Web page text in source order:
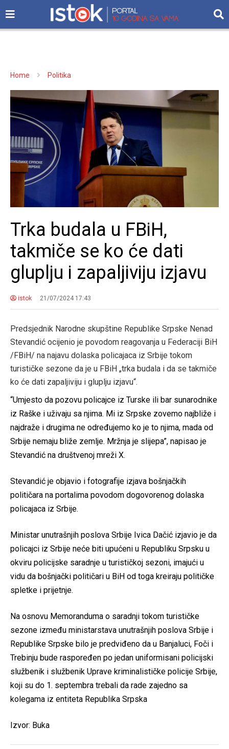
Home Politika
Trka budala u FBiH,
takmiče se ko će dati
gluplju i zapaljiviju izjavu
istok 21/07/2024 17:43
Predsjednik Narodne skupštine Republike Srpske Nenad
Stevandić ocijenio je povodom reagovanja u Federaciji BiH
/FBiH/ na najavu dolaska policajaca iz Srbije tokom
turističke sezone da je u FBiH „trka budala i da se takmiče
ko će dati zapaljiviju i gluplju izjavu“.
“Umjesto da pozovu policajce iz Turske ili bar sunarodnike
iz Raške i uživaju sa njima. Mi iz Srpske zovemo najbliže i
najdraže i drugima ne određujemo ko je to njima, mada od
Srbije nemaju bliže zemlje. Mržnja je slijepa”, napisao je
Stevandić na društvenoj mreži X.
Stevandić je objavio i fotografije izjava bošnjačkih
političara na portalima povodom dogovorenog dolaska
policajaca iz Srbije.
Ministar unutrašnjih poslova Srbije Ivica Dačić izjavio je da
policajci iz Srbije neće biti upućeni u Republiku Srpsku u
okviru policijske saradnje u turističkoj sezoni, imajući u
vidu da bošnjački političari u BiH od toga kreiraju političke
spletke i prijetnje.
Na osnovu Memoranduma o saradnji tokom turističke
sezone između ministarstava unutrašnjih poslova Srbije i
Republike Srpske bilo je predviđeno da u Banjaluci, Foči i
Trebinju bude raspoređen po jedan uniformisani policijski
službenik i službenik Uprave kriminalističke policije Srbije,
koji su do 1. septembra trebali da rade zajedno sa
kolegama iz entiteta Republika Srpska
Izvor: Buka